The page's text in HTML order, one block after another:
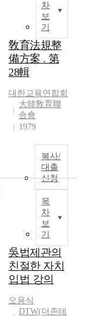
차
보
기
敎育法規整
備方案 . 第
28輯
대한교육연합회
大韓敎育聯
合會
1979
복사/
대출
신청
목
차
보
기
吳법제관의
친절한 자치
입법 강의
오용식
DTW(더존테